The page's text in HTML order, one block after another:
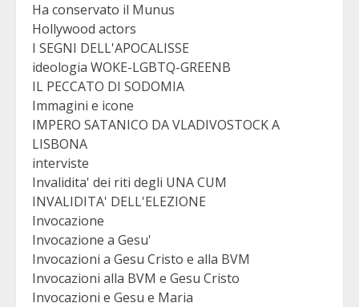
Ha conservato il Munus
Hollywood actors
I SEGNI DELL'APOCALISSE
ideologia WOKE-LGBTQ-GREENB
IL PECCATO DI SODOMIA
Immagini e icone
IMPERO SATANICO DA VLADIVOSTOCK A
LISBONA
interviste
Invalidita' dei riti degli UNA CUM
INVALIDITA' DELL'ELEZIONE
Invocazione
Invocazione a Gesu'
Invocazioni a Gesu Cristo e alla BVM
Invocazioni alla BVM e Gesu Cristo
Invocazioni e Gesu e Maria